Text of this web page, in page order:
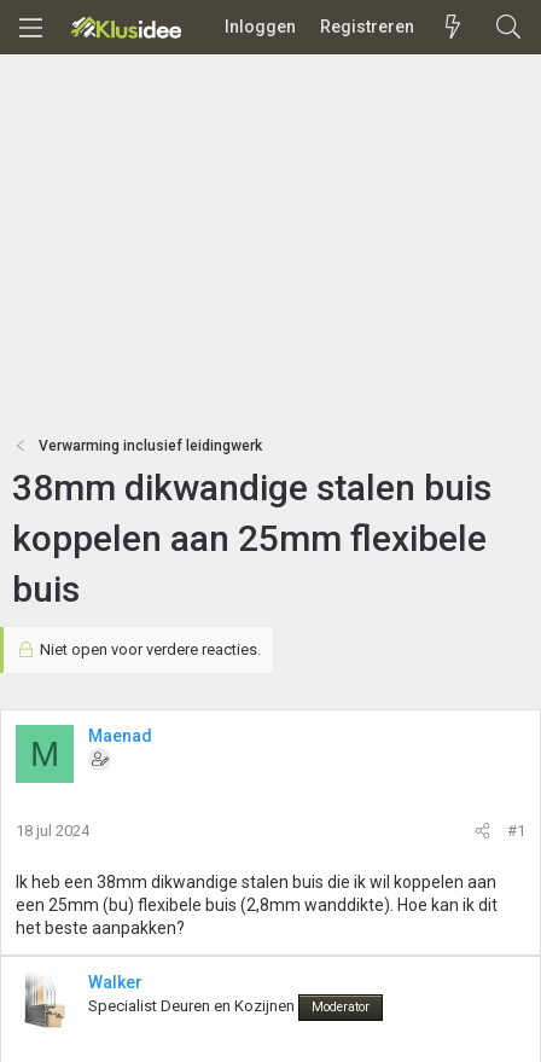
Inloggen Registreren
Verwarming inclusief leidingwerk
38mm dikwandige stalen buis
koppelen aan 25mm flexibele
buis
Niet open voor verdere reacties.
M Maenad
18 jul 2024 #1
Ik heb een 38mm dikwandige stalen buis die ik wil koppelen aan
een 25mm (bu) flexibele buis (2,8mm wanddikte). Hoe kan ik dit
het beste aanpakken?
Walker
Specialist Deuren en Kozijnen Moderator